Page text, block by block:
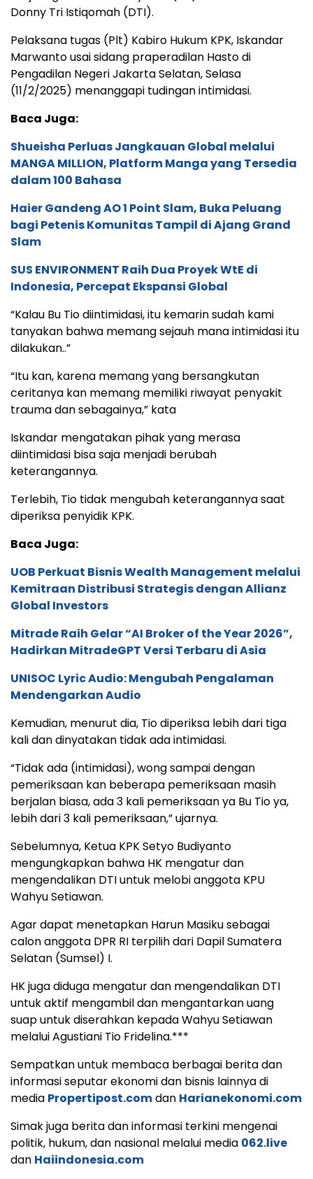
Donny Tri Istiqomah (DTI).
Pelaksana tugas (Plt) Kabiro Hukum KPK, Iskandar
Marwanto usai sidang praperadilan Hasto di
Pengadilan Negeri Jakarta Selatan, Selasa
(11/2/2025) menanggapi tudingan intimidasi.
Baca Juga:
Shueisha Perluas Jangkauan Global melalui
MANGA MILLION, Platform Manga yang Tersedia
dalam 100 Bahasa
Haier Gandeng AO 1 Point Slam, Buka Peluang
bagi Petenis Komunitas Tampil di Ajang Grand
Slam
SUS ENVIRONMENT Raih Dua Proyek WtE di
Indonesia, Percepat Ekspansi Global
“Kalau Bu Tio diintimidasi, itu kemarin sudah kami
tanyakan bahwa memang sejauh mana intimidasi itu
dilakukan..”
“Itu kan, karena memang yang bersangkutan
ceritanya kan memang memiliki riwayat penyakit
trauma dan sebagainya,” kata
Iskandar mengatakan pihak yang merasa
diintimidasi bisa saja menjadi berubah
keterangannya.
Terlebih, Tio tidak mengubah keterangannya saat
diperiksa penyidik KPK.
Baca Juga:
UOB Perkuat Bisnis Wealth Management melalui
Kemitraan Distribusi Strategis dengan Allianz
Global Investors
Mitrade Raih Gelar “AI Broker of the Year 2026”,
Hadirkan MitradeGPT Versi Terbaru di Asia
UNISOC Lyric Audio: Mengubah Pengalaman
Mendengarkan Audio
Kemudian, menurut dia, Tio diperiksa lebih dari tiga
kali dan dinyatakan tidak ada intimidasi.
“Tidak ada (intimidasi), wong sampai dengan
pemeriksaan kan beberapa pemeriksaan masih
berjalan biasa, ada 3 kali pemeriksaan ya Bu Tio ya,
lebih dari 3 kali pemeriksaan,” ujarnya.
Sebelumnya, Ketua KPK Setyo Budiyanto
mengungkapkan bahwa HK mengatur dan
mengendalikan DTI untuk melobi anggota KPU
Wahyu Setiawan.
Agar dapat menetapkan Harun Masiku sebagai
calon anggota DPR RI terpilih dari Dapil Sumatera
Selatan (Sumsel) I.
HK juga diduga mengatur dan mengendalikan DTI
untuk aktif mengambil dan mengantarkan uang
suap untuk diserahkan kepada Wahyu Setiawan
melalui Agustiani Tio Fridelina.***
Sempatkan untuk membaca berbagai berita dan
informasi seputar ekonomi dan bisnis lainnya di
media Propertipost.comdan Harianekonomi.com
Simak juga berita dan informasi terkini mengenai
politik, hukum, dan nasional melalui media 062.live
dan Haiindonesia.com